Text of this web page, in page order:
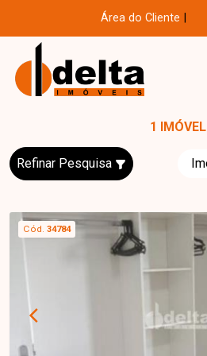
Área do Cliente
1 IMÓVEL
Refinar Pesquisa
Cód. 34784